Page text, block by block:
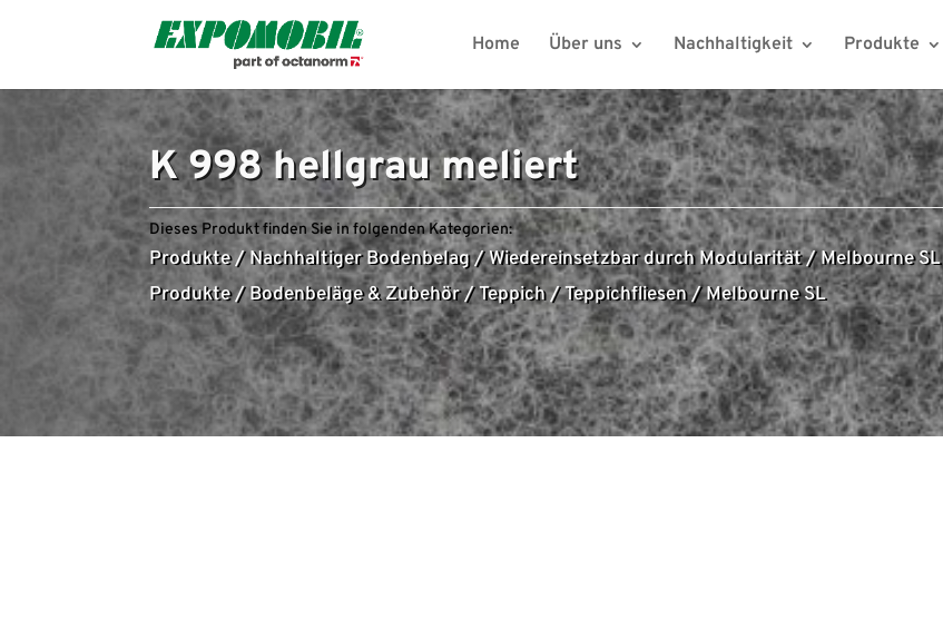
Home Über uns Nachhaltigkeit Produkte
K 998 hellgrau meliert
Dieses Produkt finden Sie in folgenden Kategorien:
Produkte/Nachhaltiger Bodenbelag/Wiedereinsetzbar durch Modularität/Melbourne SL
Produkte/Bodenbeläge & Zubehör/Teppich/Teppichfliesen/Melbourne SL